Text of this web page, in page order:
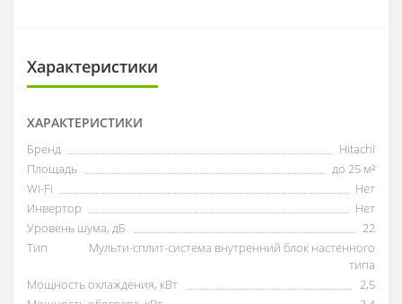
Характеристики
ХАРАКТЕРИСТИКИ
Бренд
Hitachi
Площадь
до 25 м²
Wi-Fi
Нет
Инвертор
Нет
Уровень шума, дБ
22
Тип
Мульти-сплит-система внутренний блок настенного
типа
Мощность охлаждения, кВт
2,5